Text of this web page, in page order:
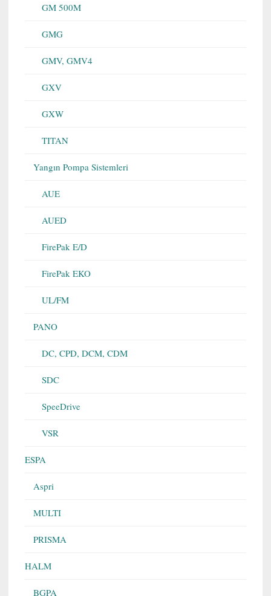
GM 500M
GMG
GMV, GMV4
GXV
GXW
TITAN
Yangın Pompa Sistemleri
AUE
AUED
FirePak E/D
FirePak EKO
UL/FM
PANO
DC, CPD, DCM, CDM
SDC
SpeeDrive
VSR
ESPA
Aspri
MULTI
PRISMA
HALM
BGPA